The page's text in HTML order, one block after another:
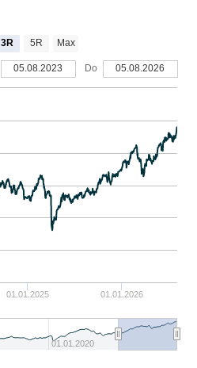
01.01.2025 01.01.2026
01.01.2020
3R 5R Max
05.08.2023 Do 05.08.2026